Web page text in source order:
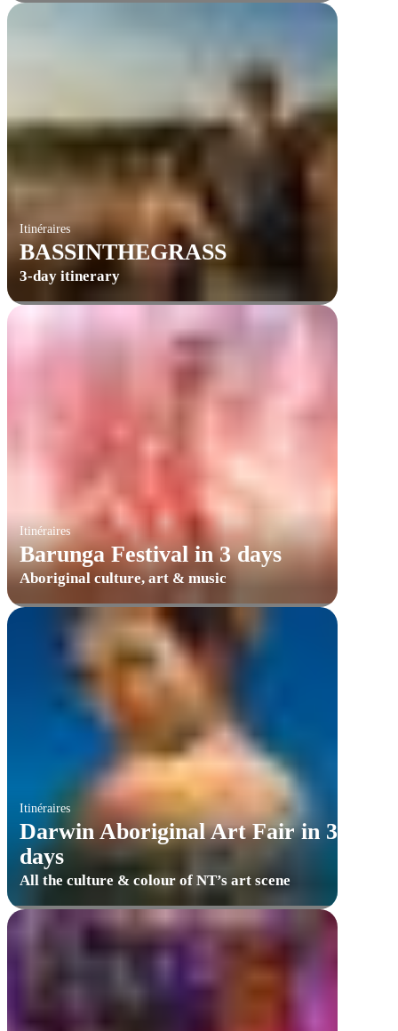
Itinéraires
BASSINTHEGRASS
3-day itinerary
Itinéraires
Barunga Festival in 3 days
Aboriginal culture, art & music
Itinéraires
Darwin Aboriginal Art Fair in 3
days
All the culture & colour of NT’s art scene